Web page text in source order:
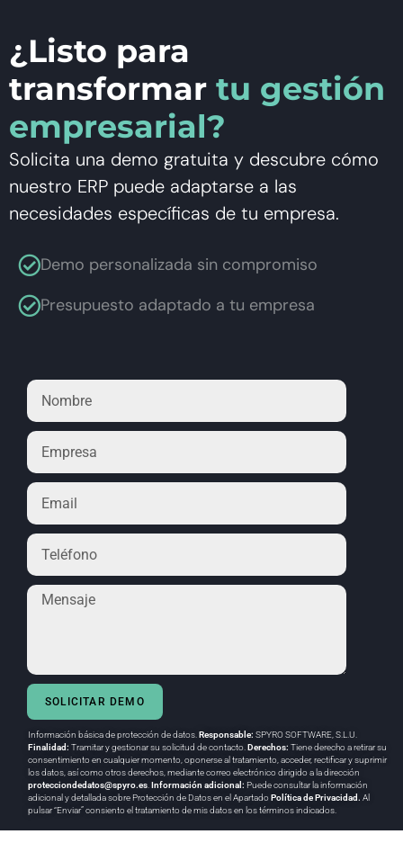
¿Listo para
transformar tu gestión
empresarial?
Solicita una demo gratuita y descubre cómo
nuestro ERP puede adaptarse a las
necesidades específicas de tu empresa.
Demo personalizada sin compromiso
Presupuesto adaptado a tu empresa
SOLICITAR DEMO
Información básica de protección de datos. Responsable: SPYRO SOFTWARE, S.L.U.
Finalidad: Tramitar y gestionar su solicitud de contacto. Derechos: Tiene derecho a retirar su
consentimiento en cualquier momento, oponerse al tratamiento, acceder, rectificar y suprimir
los datos, así como otros derechos, mediante correo electrónico dirigido a la dirección
protecciondedatos@spyro.es. Información adicional: Puede consultar la información
adicional y detallada sobre Protección de Datos en el Apartado Política de Privacidad. Al
pulsar “Enviar” consiento el tratamiento de mis datos en los términos indicados.